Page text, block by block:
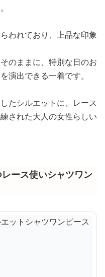
われており、上品な印象
のままに、特別な日のお
演出できる一着です。
たシルエットに、レース
された大人の女性らしい
ース使いシャツワン